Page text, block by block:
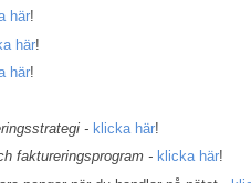
här!
här!
här!
- klicka här!
faktureringsprogram - klicka här!